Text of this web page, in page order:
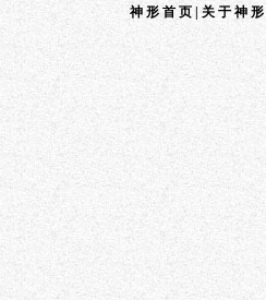
神形首页
关于神形